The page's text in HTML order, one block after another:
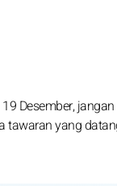
Desember,
tawaran yang